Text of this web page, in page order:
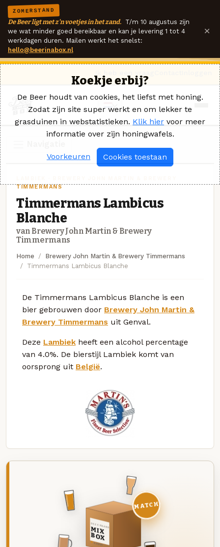
ZOMERSTAND
De Beer ligt met z'n voetjes in het zand. T/m 10 augustus zijn
we wat minder goed bereikbaar en kan je levering 1 tot 4
werkdagen duren. Mailen werkt het snelst:
hello@beerinabox.nl
×
TIMMERMANS
Timmermans Lambicus
Blanche
van Brewery John Martin & Brewery
Timmermans
Home
Brewery John Martin & Brewery Timmermans
Timmermans Lambicus Blanche
De Timmermans Lambicus Blanche is een
bier gebrouwen door Brewery John Martin &
Brewery Timmermans uit Genval.
Deze Lambiek heeft een alcohol percentage
van 4.0%. De bierstijl Lambiek komt van
oorsprong uit België.
DEZE MAAND
MIX
BOX
8 BIEREN
MATCH
Koekje erbij?
De Beer houdt van cookies, het liefst met honing.
Zodat zijn site super werkt en om lekker te
grasduinen in webstatistieken. Klik hier voor meer
informatie over zijn honingwafels.
Voorkeuren Cookies toestaan